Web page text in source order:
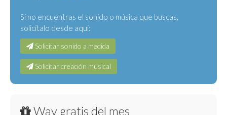
Si no encuentras el sonido o música que buscas,
solicítalo desde aquí:
Solicitar sonido a medida
Solicitar creación musical
Wav gratis del mes